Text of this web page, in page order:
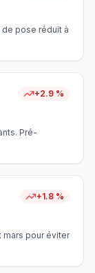
pose réduit à
+2.9 %
Pré-
+1.8 %
mars pour éviter